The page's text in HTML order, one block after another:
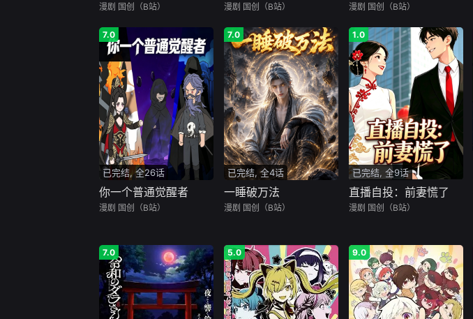
漫剧 国创（B站） 漫剧 国创（B站） 漫剧 国创（B站）
7.0
已完结, 全26话
你一个普通觉醒者
漫剧 国创（B站）
7.0
已完结, 全4话
一睡破万法
漫剧 国创（B站）
1.0
已完结, 全9话
直播自投：前妻慌了
漫剧 国创（B站）
7.0 5.0 9.0